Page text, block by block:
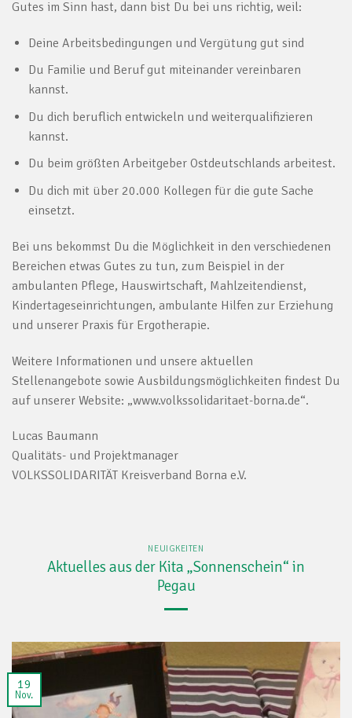
Gutes im Sinn hast, dann bist Du bei uns richtig, weil:
Deine Arbeitsbedingungen und Vergütung gut sind
Du Familie und Beruf gut miteinander vereinbaren
kannst.
Du dich beruflich entwickeln und weiterqualifizieren
kannst.
Du beim größten Arbeitgeber Ostdeutschlands arbeitest.
Du dich mit über 20.000 Kollegen für die gute Sache
einsetzt.
Bei uns bekommst Du die Möglichkeit in den verschiedenen
Bereichen etwas Gutes zu tun, zum Beispiel in der
ambulanten Pflege, Hauswirtschaft, Mahlzeitendienst,
Kindertageseinrichtungen, ambulante Hilfen zur Erziehung
und unserer Praxis für Ergotherapie.
Weitere Informationen und unsere aktuellen
Stellenangebote sowie Ausbildungsmöglichkeiten findest Du
auf unserer Website: „www.volkssolidaritaet-borna.de“.
Lucas Baumann
Qualitäts- und Projektmanager
VOLKSSOLIDARITÄT Kreisverband Borna e.V.
NEUIGKEITEN
Aktuelles aus der Kita „Sonnenschein“ in
Pegau
19
Nov.